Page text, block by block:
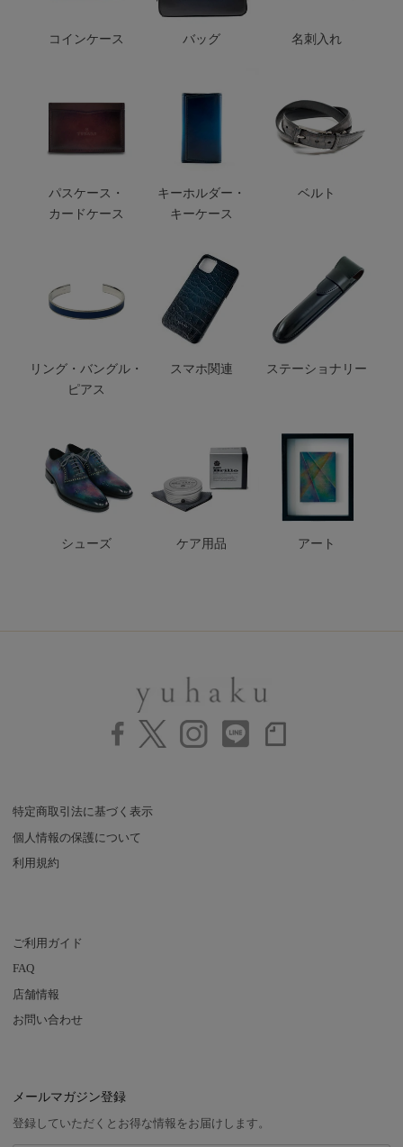
コインケース バッグ 名刺入れ
パスケース・
カードケース
キーホルダー・
キーケース
ベルト
リング・バングル・
ピアス
スマホ関連 ステーショナリー
シューズ ケア用品 アート
特定商取引法に基づく表示
個人情報の保護について
利用規約
ご利用ガイド
FAQ
店舗情報
お問い合わせ
メールマガジン登録
登録していただくとお得な情報をお届けします。